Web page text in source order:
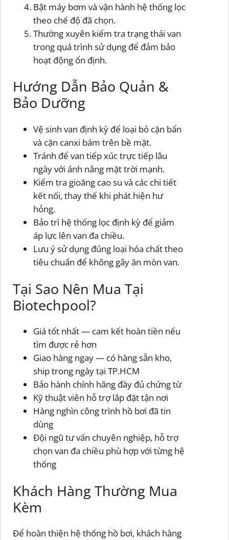
Bật máy bơm và vận hành hệ thống lọc
theo chế độ đã chọn.
Thường xuyên kiểm tra trạng thái van
trong quá trình sử dụng để đảm bảo
hoạt động ổn định.
Hướng Dẫn Bảo Quản &
Bảo Dưỡng
Vệ sinh van định kỳ để loại bỏ cặn bẩn
và cặn canxi bám trên bề mặt.
Tránh để van tiếp xúc trực tiếp lâu
ngày với ánh nắng mặt trời mạnh.
Kiểm tra gioăng cao su và các chi tiết
kết nối, thay thế khi phát hiện hư
hỏng.
Bảo trì hệ thống lọc định kỳ để giảm
áp lực lên van đa chiều.
Lưu ý sử dụng đúng loại hóa chất theo
tiêu chuẩn để không gây ăn mòn van.
Tại Sao Nên Mua Tại
Biotechpool?
Giá tốt nhất — cam kết hoàn tiền nếu
tìm được rẻ hơn
Giao hàng ngay — có hàng sẵn kho,
ship trong ngày tại TP.HCM
Bảo hành chính hãng đầy đủ chứng từ
Kỹ thuật viên hỗ trợ lắp đặt tận nơi
Hàng nghìn công trình hồ bơi đã tin
dùng
Đội ngũ tư vấn chuyên nghiệp, hỗ trợ
chọn van đa chiều phù hợp với từng hệ
thống
Khách Hàng Thường Mua
Kèm
Để hoàn thiện hệ thống hồ bơi, khách hàng